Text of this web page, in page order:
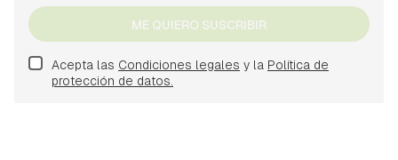
ME QUIERO SUSCRIBIR
Acepta las Condiciones legales y la Política de
protección de datos.